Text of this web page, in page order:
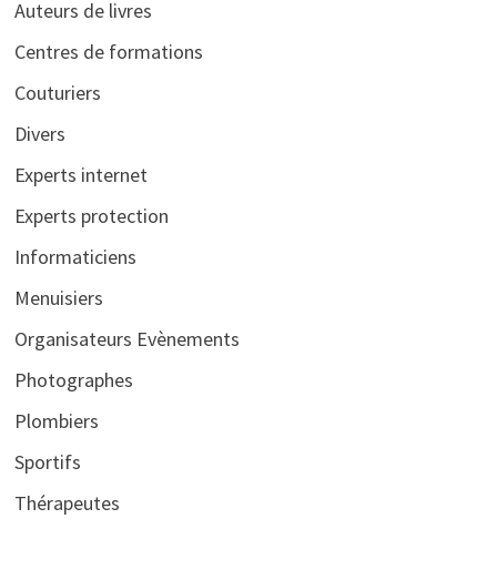
Auteurs de livres
Centres de formations
Couturiers
Divers
Experts internet
Experts protection
Informaticiens
Menuisiers
Organisateurs Evènements
Photographes
Plombiers
Sportifs
Thérapeutes